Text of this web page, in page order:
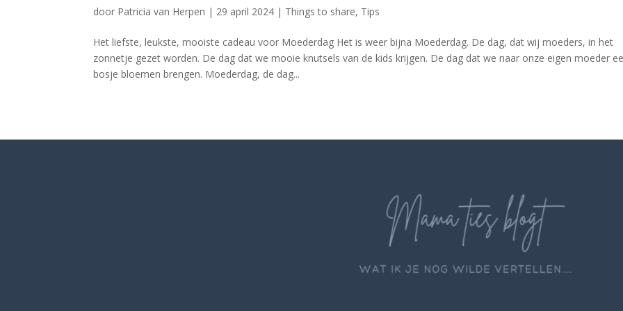
door Patricia van Herpen | 29 april 2024 | Things to share, Tips
Het liefste, leukste, mooiste cadeau voor Moederdag Het is weer bijna Moederdag. De dag, dat wij moeders, in het
zonnetje gezet worden. De dag dat we mooie knutsels van de kids krijgen. De dag dat we naar onze eigen moeder
bosje bloemen brengen. Moederdag, de dag...